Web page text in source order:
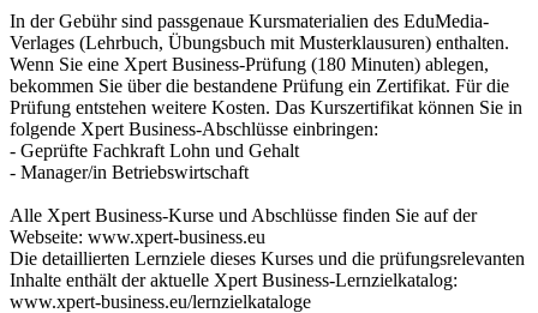
In der Gebühr sind passgenaue Kursmaterialien des EduMedia-
Verlages (Lehrbuch, Übungsbuch mit Musterklausuren) enthalten.
Wenn Sie eine Xpert Business-Prüfung (180 Minuten) ablegen,
bekommen Sie über die bestandene Prüfung ein Zertifikat. Für die
Prüfung entstehen weitere Kosten. Das Kurszertifikat können Sie in
folgende Xpert Business-Abschlüsse einbringen:
- Geprüfte Fachkraft Lohn und Gehalt
- Manager/in Betriebswirtschaft
Alle Xpert Business-Kurse und Abschlüsse finden Sie auf der
Webseite: www.xpert-business.eu
Die detaillierten Lernziele dieses Kurses und die prüfungsrelevanten
Inhalte enthält der aktuelle Xpert Business-Lernzielkatalog:
www.xpert-business.eu/lernzielkataloge